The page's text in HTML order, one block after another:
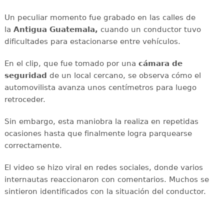
Un peculiar momento fue grabado en las calles de
la Antigua Guatemala, cuando un conductor tuvo
dificultades para estacionarse entre vehículos.
En el clip, que fue tomado por una cámara de
seguridad de un local cercano, se observa cómo el
automovilista avanza unos centímetros para luego
retroceder.
Sin embargo, esta maniobra la realiza en repetidas
ocasiones hasta que finalmente logra parquearse
correctamente.
El video se hizo viral en redes sociales, donde varios
internautas reaccionaron con comentarios. Muchos se
sintieron identificados con la situación del conductor.